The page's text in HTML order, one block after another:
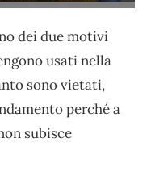
dei due motivi
usati nella
sono vietati,
perché a
subisce